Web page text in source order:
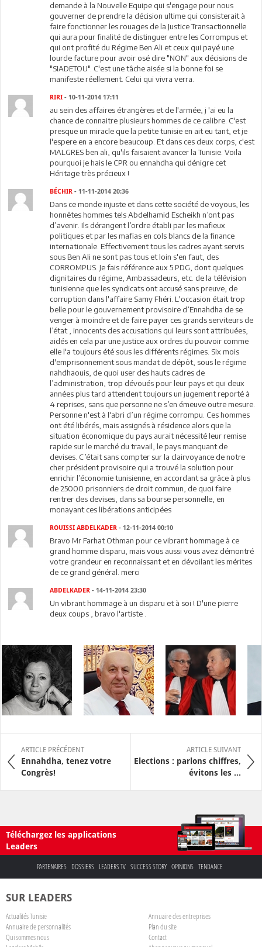
demande à la Nouvelle Equipe qui s'engage pour nous
gouverner de prendre la décision ultime qui consisterait à
faire fonctionner les rouages de la Justice Transactionnelle
qui aura pour finalité de distinguer entre les Corrompus et
qui ont profité du Régime Ben Ali et ceux qui payé une
lourde facture pour avoir osé dire "NON" aux décisions de
"SIADETOU". C'est une tâche aisée si la bonne foi se
manifeste réellement. Celui qui vivra verra.
RIRI - 10-11-2014 17:11
au sein des affaires étrangères et de l'armée, j 'ai eu la
chance de connaitre plusieurs hommes de ce calibre. C'est
presque un miracle que la petite tunisie en ait eu tant, et je
l'espere en a encore beaucoup. Et dans ces deux corps, c'est
MALGRES ben ali, qu'ils faisaient avancer la Tunisie. Voila
pourquoi je hais le CPR ou ennahdha qui dénigre cet
Héritage très précieux !
BÉCHIR - 11-11-2014 20:36
Dans ce monde injuste et dans cette société de voyous, les
honnêtes hommes tels Abdelhamid Escheikh n’ont pas
d’avenir. Ils dérangent l’ordre établi par les mafieux
politiques et par les mafias en cols blancs de la finance
internationale. Effectivement tous les cadres ayant servis
sous Ben Ali ne sont pas tous et loin s'en faut, des
CORROMPUS. Je fais référence aux 5 PDG, dont quelques
dignitaires du régime, Ambassadeurs, etc. de la télévision
tunisienne que les syndicats ont accusé sans preuve, de
corruption dans l'affaire Samy Fhéri. L'occasion était trop
belle pour le gouvernement provisoire d’Ennahdha de se
venger à moindre et de faire payer ces grands serviteurs de
l’état , innocents des accusations qui leurs sont attribuées,
aidés en cela par une justice aux ordres du pouvoir comme
elle l'a toujours été sous les différents régimes. Six mois
d'emprisonnement sous mandat de dépôt, sous le régime
nahdhaouis, de quoi user des hauts cadres de
l’administration, trop dévoués pour leur pays et qui deux
années plus tard attendent toujours un jugement reporté à
4 reprises, sans que personne ne s’en émeuve outre mesure.
Personne n'est à l'abri d’un régime corrompu. Ces hommes
ont été libérés, mais assignés à résidence alors que la
situation économique du pays aurait nécessité leur remise
rapide sur le marché du travail, le pays manquant de
devises. C’était sans compter sur la clairvoyance de notre
cher président provisoire qui a trouvé la solution pour
enrichir l’économie tunisienne, en accordant sa grâce à plus
de 25000 prisonniers de droit commun, de quoi faire
rentrer des devises, dans sa bourse personnelle, en
monayant ces libérations anticipées
ROUISSI ABDELKADER - 12-11-2014 00:10
Bravo Mr Farhat Othman pour ce vibrant hommage à ce
grand homme disparu, mais vous aussi vous avez démontré
votre grandeur en reconnaissant et en dévoilant les mérites
de ce grand général. merci
ABDELKADER - 14-11-2014 23:30
Un vibrant hommage à un disparu et à soi ! D'une pierre
deux coups , bravo l'artiste .
ARTICLE PRÉCÉDENT
Ennahdha, tenez votre
Congrès!
ARTICLE SUIVANT
Elections : parlons chiffres,
évitons les ...
Téléchargez les applications
Leaders
PARTENAIRES DOSSIERS LEADERS TV SUCCESS STORY OPINIONS TENDANCE
SUR LEADERS
Actualités Tunisie
Annuaire des entreprises
Annuaire de personnalités
Plan du site
Qui sommes nous
Contact